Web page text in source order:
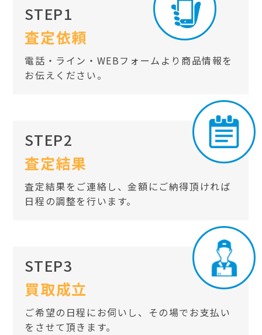
STEP1
査定依頼
電話・ライン・WEBフォームより商品情報を
お伝えください。
STEP2
査定結果
査定結果をご連絡し、金額にご納得頂ければ
日程の調整を行います。
STEP3
買取成立
ご希望の日程にお伺いし、その場でお支払い
をさせて頂きます。